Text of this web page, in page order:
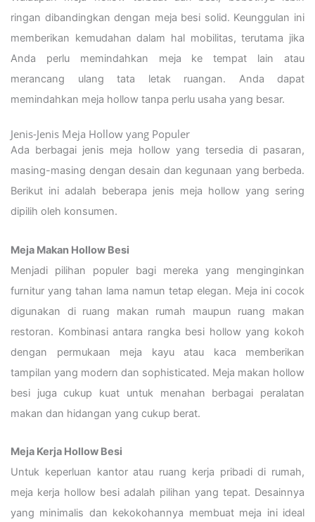
ringan dibandingkan dengan meja besi solid. Keunggulan ini
memberikan kemudahan dalam hal mobilitas, terutama jika
Anda perlu memindahkan meja ke tempat lain atau
merancang ulang tata letak ruangan. Anda dapat
memindahkan meja hollow tanpa perlu usaha yang besar.
Jenis-Jenis Meja Hollow yang Populer
Ada berbagai jenis meja hollow yang tersedia di pasaran,
masing-masing dengan desain dan kegunaan yang berbeda.
Berikut ini adalah beberapa jenis meja hollow yang sering
dipilih oleh konsumen.
Meja Makan Hollow Besi
Menjadi pilihan populer bagi mereka yang menginginkan
furnitur yang tahan lama namun tetap elegan. Meja ini cocok
digunakan di ruang makan rumah maupun ruang makan
restoran. Kombinasi antara rangka besi hollow yang kokoh
dengan permukaan meja kayu atau kaca memberikan
tampilan yang modern dan sophisticated. Meja makan hollow
besi juga cukup kuat untuk menahan berbagai peralatan
makan dan hidangan yang cukup berat.
Meja Kerja Hollow Besi
Untuk keperluan kantor atau ruang kerja pribadi di rumah,
meja kerja hollow besi adalah pilihan yang tepat. Desainnya
yang minimalis dan kekokohannya membuat meja ini ideal